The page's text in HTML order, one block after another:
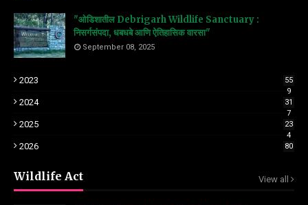
"ओडिशातील Debrigarh Wildlife Sanctuary :
निसर्गसंपदा, धबधबे आणि ऐतिहासिक वारसा"
September 08, 2025
2023
55
9
2024
31
7
2025
23
4
2026 80
Wildlife Act View all